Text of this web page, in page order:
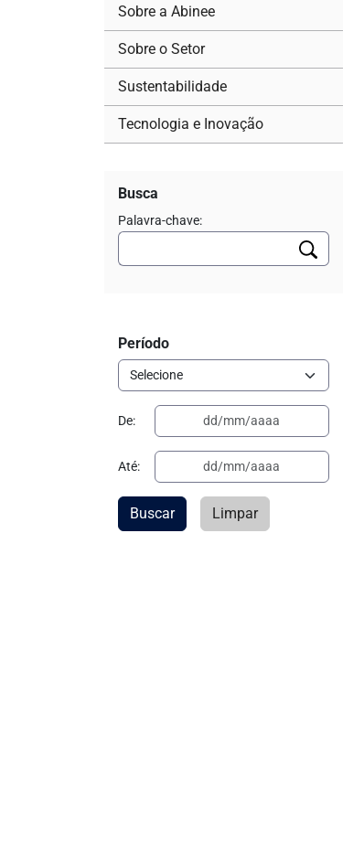
Sobre a Abinee
Sobre o Setor
Sustentabilidade
Tecnologia e Inovação
Busca
Palavra-chave:
Período
De:
Até:
Buscar Limpar